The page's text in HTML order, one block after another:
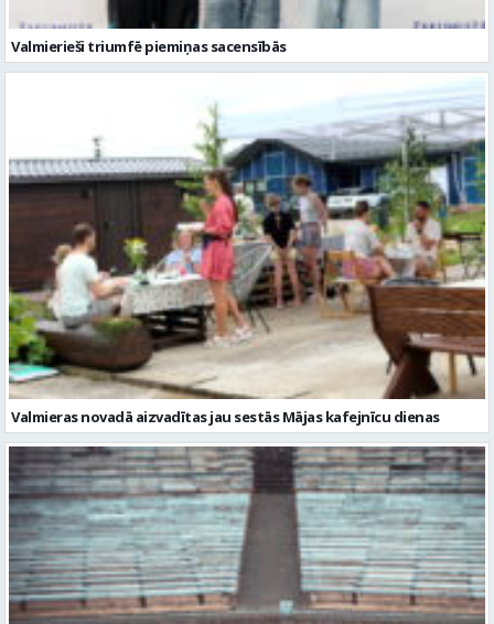
Valmierieši triumfē piemiņas sacensībās
Valmieras novadā aizvadītas jau sestās Mājas kafejnīcu dienas